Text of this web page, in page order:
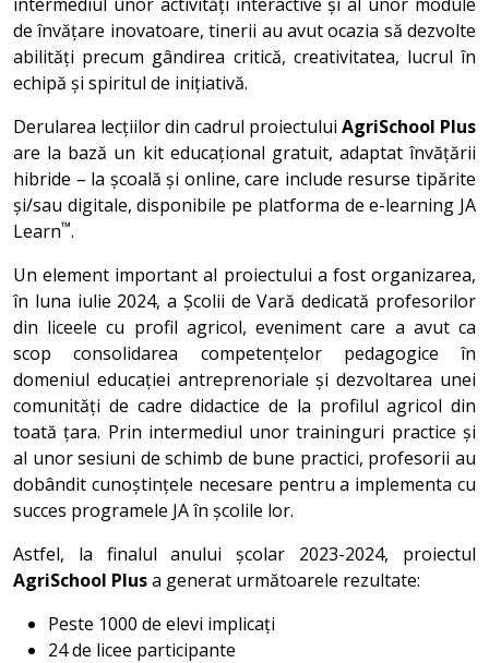
de învățare inovatoare, tinerii au avut ocazia să dezvolte
abilități precum gândirea critică, creativitatea, lucrul în
echipă și spiritul de inițiativă.
Derularea lecțiilor din cadrul proiectului AgriSchool Plus
are la bază un kit educațional gratuit, adaptat învățării
hibride – la școală și online, care include resurse tipărite
și/sau digitale, disponibile pe platforma de e-learning JA
Learn™.
Un element important al proiectului a fost organizarea,
în luna iulie 2024, a Școlii de Vară dedicată profesorilor
din liceele cu profil agricol, eveniment care a avut ca
scop consolidarea competențelor pedagogice în
domeniul educației antreprenoriale și dezvoltarea unei
comunități de cadre didactice de la profilul agricol din
toată țara. Prin intermediul unor traininguri practice și
al unor sesiuni de schimb de bune practici, profesorii au
dobândit cunoștințele necesare pentru a implementa cu
succes programele JA în școlile lor.
Astfel, la finalul anului școlar 2023-2024, proiectul
AgriSchool Plusa generat următoarele rezultate:
Peste 1000 de elevi implicați
24 de licee participante